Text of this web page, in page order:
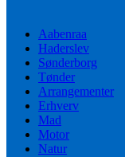
Aabenraa
Haderslev
Sønderborg
Tønder
Arrangementer
Erhverv
Mad
Motor
Natur